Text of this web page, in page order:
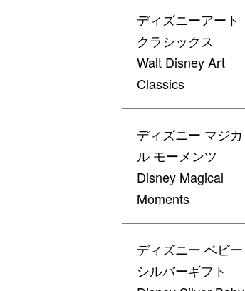
ディズニーアート
クラシックス
Walt Disney Art
Classics
ディズニー マジカ
ル モーメンツ
Disney Magical
Moments
ディズニー ベビー
シルバーギフト